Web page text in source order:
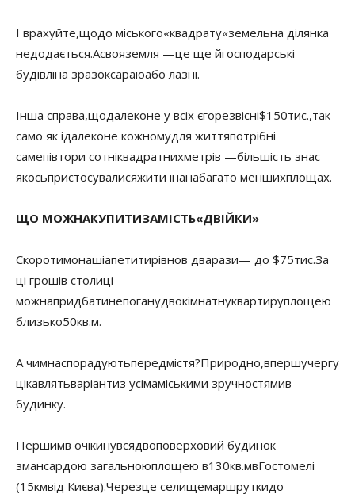
І врахуйте,щодо міського«квадрату«земельна ділянка
недодається.Асвояземля —це ще йгосподарські
будівліна зразоксараюабо лазні.
Інша справа,щодалеконе у всіх єгорезвісні$150тис.,так
само як ідалеконе кожномудля життяпотрібні
самепівтори сотніквадратнихметрів —більшість знас
якосьпристосувалисяжити інанабагато меншихплощах.
ЩО МОЖНАКУПИТИЗАМІСТЬ«ДВІЙКИ»
Скоротимонашіапетитирівнов дварази— до $75тис.За
ці грошів столиці
можнапридбатинепоганудвокімнатнуквартируплощею
близько50кв.м.
А чимнаспорадуютьпередмістя?Природно,впершучергу
цікавлятьваріантиз усімаміськими зручностямив
будинку.
Першимв очікинувсядвоповерховий будинок
змансардою загальноюплощею в130кв.мвГостомелі
(15кмвід Києва).Черезце селищемаршруткидо